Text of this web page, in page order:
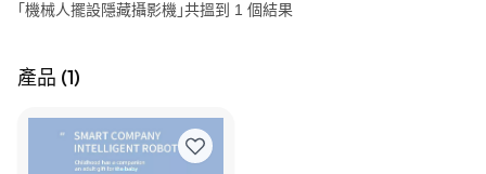
「機械人擺設隱藏攝影機」共搵到 1 個結果
產品 (1)